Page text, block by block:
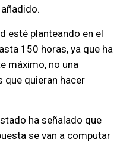
esté planteando en el
150 horas, ya que ha
máximo, no una
que quieran hacer
ha señalado que
se van a computar